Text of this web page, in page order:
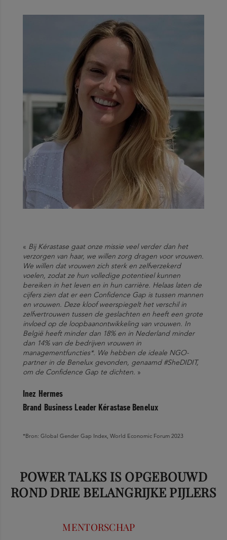
« Bij Kérastase gaat onze missie veel verder dan het
verzorgen van haar, we willen zorg dragen voor vrouwen.
We willen dat vrouwen zich sterk en zelfverzekerd
voelen, zodat ze hun volledige potentieel kunnen
bereiken in het leven en in hun carrière. Helaas laten de
cijfers zien dat er een Confidence Gap is tussen mannen
en vrouwen. Deze kloof weerspiegelt het verschil in
zelfvertrouwen tussen de geslachten en heeft een grote
invloed op de loopbaanontwikkeling van vrouwen. In
België heeft minder dan 18% en in Nederland minder
dan 14% van de bedrijven vrouwen in
managementfuncties*. We hebben de ideale NGO-
partner in de Benelux gevonden, genaamd #SheDIDIT,
om de Confidence Gap te dichten. »
Inez Hermes
Brand Business Leader Kérastase Benelux
*Bron: Global Gender Gap Index, World Economic Forum 2023
POWER TALKS IS OPGEBOUWD
ROND DRIE BELANGRIJKE PIJLERS
MENTORSCHAP